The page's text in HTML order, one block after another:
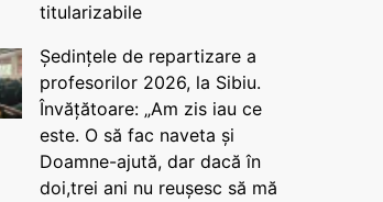
titularizabile
Ședințele de repartizare a
profesorilor 2026, la Sibiu.
Învățătoare: „Am zis iau ce
este. O să fac naveta și
Doamne-ajută, dar dacă în
doi,trei ani nu reușesc să mă